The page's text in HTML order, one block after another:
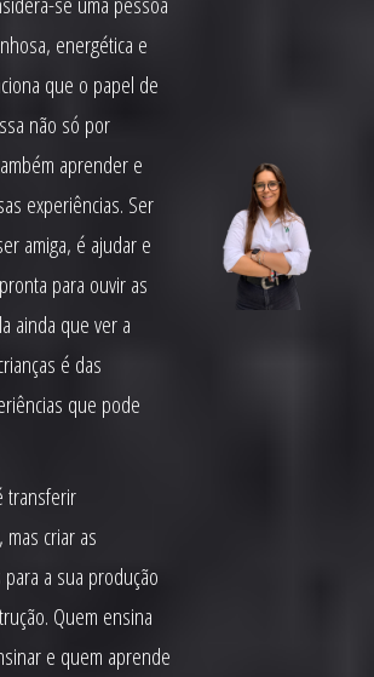
energética e
que o papel de
não só por
aprender e
experiências. Ser
amiga, é ajudar e
para ouvir as
ainda que ver a
é das
que pode
transferir
criar as
a sua produção
Quem ensina
e quem aprende